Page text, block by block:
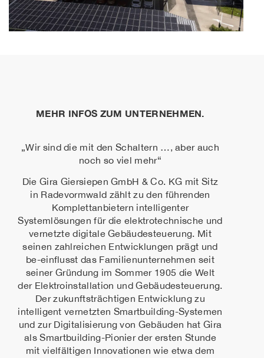
MEHR INFOS ZUM UNTERNEHMEN.
„Wir sind die mit den Schaltern …, aber auch
noch so viel mehr“
Die Gira Giersiepen GmbH & Co. KG mit Sitz
in Radevormwald zählt zu den führenden
Komplettanbietern intelligenter
Systemlösungen für die elektrotechnische und
vernetzte digitale Gebäudesteuerung. Mit
seinen zahlreichen Entwicklungen prägt und
be-einflusst das Familienunternehmen seit
seiner Gründung im Sommer 1905 die Welt
der Elektroinstallation und Gebäudesteuerung.
Der zukunftsträchtigen Entwicklung zu
intelligent vernetzten Smartbuilding-Systemen
und zur Digitalisierung von Gebäuden hat Gira
als Smartbuilding-Pionier der ersten Stunde
mit vielfältigen Innovationen wie etwa dem